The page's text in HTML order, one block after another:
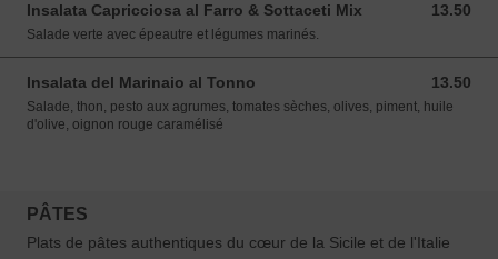
Insalata Capricciosa al Farro & Sottaceti Mix 13.50
13.50 EUR
Salade verte avec épeautre et légumes marinés.
Insalata del Marinaio al Tonno 13.50
13.50 EUR
Salade, thon, pesto aux agrumes, tomates sèches, olives, piment, huile
d'olive, oignon rouge caramélisé
PÂTES
Plats de pâtes authentiques du cœur de la Sicile et de l'Italie